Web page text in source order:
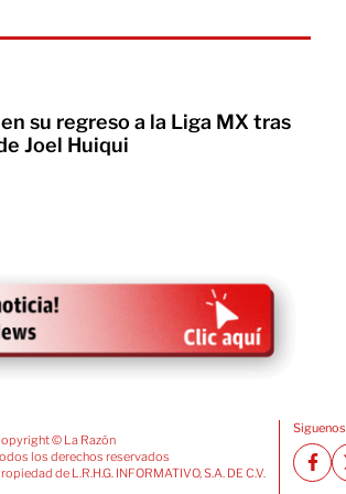
su regreso a la Liga MX tras
Joel Huiqui
© La Razón
los derechos reservados
de L.R.H.G. INFORMATIVO, S.A. DE C.V.